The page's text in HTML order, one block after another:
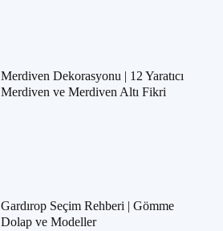
Merdiven Dekorasyonu | 12 Yaratıcı
Merdiven ve Merdiven Altı Fikri
Gardırop Seçim Rehberi | Gömme
Dolap ve Modeller